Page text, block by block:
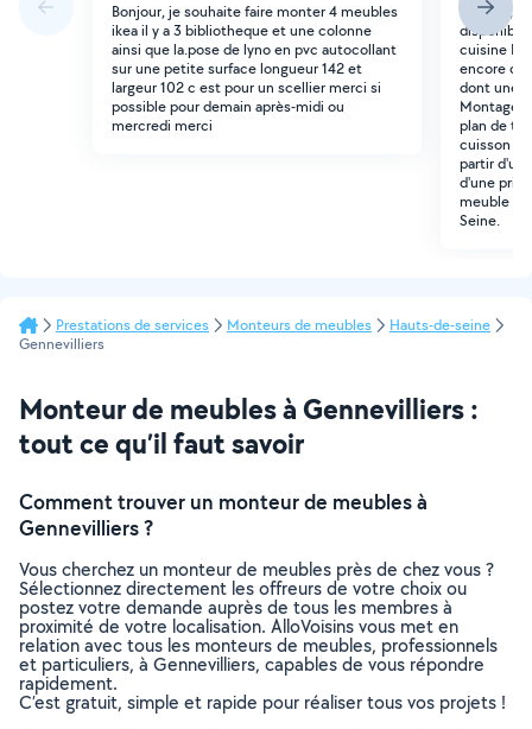
Bonjour, je souhaite faire monter 4 meubles
ikea il y a 3 bibliotheque et une colonne
ainsi que la.pose de lyno en pvc autocollant
sur une petite surface longueur 142 et
largeur 102 c est pour un scellier merci si
possible pour demain après-midi ou
mercredi merci
Bonjour,
disponible
cuisine
encore
dont une
Montage
plan de
cuisson
partir
d'une
meuble
Seine.
Prestations de services Monteurs de meubles
Hauts-de-seine
Gennevilliers
Monteur de meubles à Gennevilliers :
tout ce qu’il faut savoir
Comment trouver un monteur de meubles à
Gennevilliers ?
Vous cherchez un monteur de meubles près de chez vous ?
Sélectionnez directement les offreurs de votre choix ou
postez votre demande auprès de tous les membres à
proximité de votre localisation. AlloVoisins vous met en
relation avec tous les monteurs de meubles, professionnels
et particuliers, à Gennevilliers, capables de vous répondre
rapidement.
C’est gratuit, simple et rapide pour réaliser tous vos projets !